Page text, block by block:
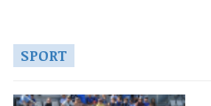
SPORT